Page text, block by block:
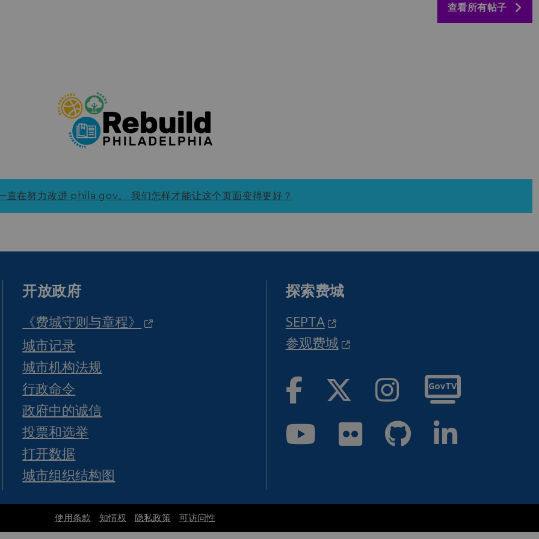
查看所有帖子
直在努力改进 phila.gov。 我们怎样才能让这个页面变得更好？
开放政府
《费城守则与章程》
城市记录
城市机构法规
行政命令
政府中的诚信
投票和选举
打开数据
城市组织结构图
探索费城
SEPTA
参观费城
脸书 推特 InstagGovTV
优酷 Flickr GitH 领英
使用条款 知情权 隐私政策 可访问性